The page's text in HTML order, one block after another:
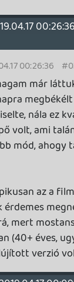
09:08:17 #039uv
Mikor?
#039uu
a reakciót, nem kicsit
intelligens
nem szimpla
ezt hívják
amivel
joga van nem
kísérlet a Steam
felhasználókat? Igen,
erre
is, leginkább az
sikerrel. A
fragmentált: én